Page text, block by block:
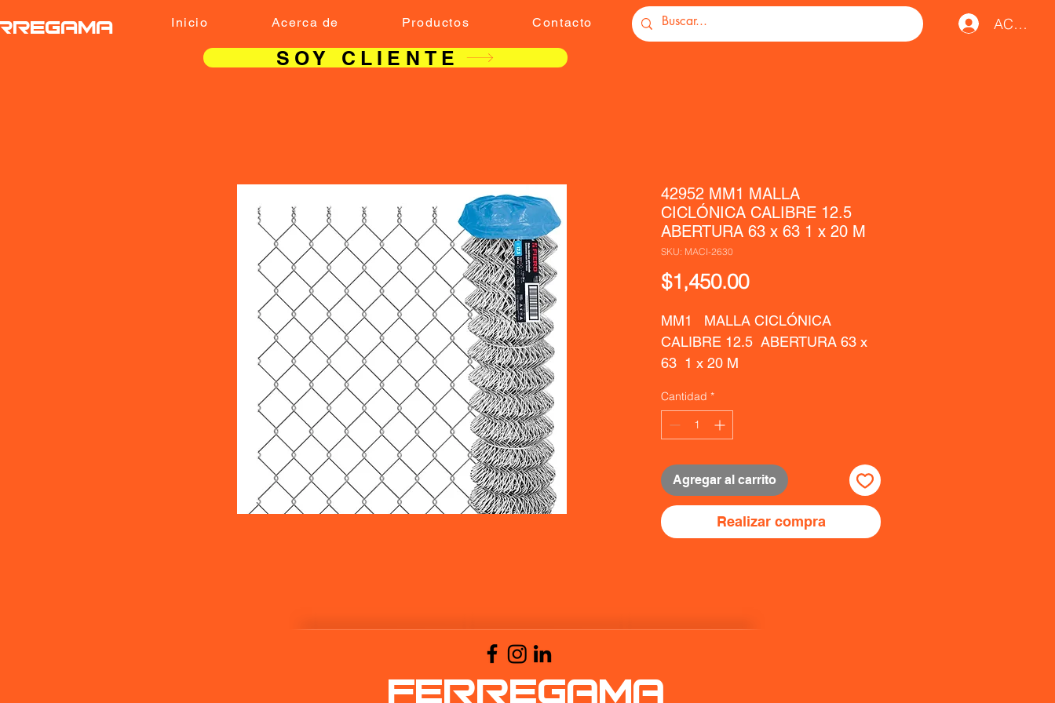
Inicio Acerca de Productos Contacto ACCESO
SOY CLIENTE
42952 MM1 MALLA
CICLÓNICA CALIBRE 12.5
ABERTURA 63 x 63 1 x 20 M
SKU: MACI-2630
$1,450.00Precio
MM1   MALLA CICLÓNICA
CALIBRE 12.5  ABERTURA 63 x
63  1 x 20 M
Cantidad *
Agregar al carrito
Realizar compra
FERREGAMA